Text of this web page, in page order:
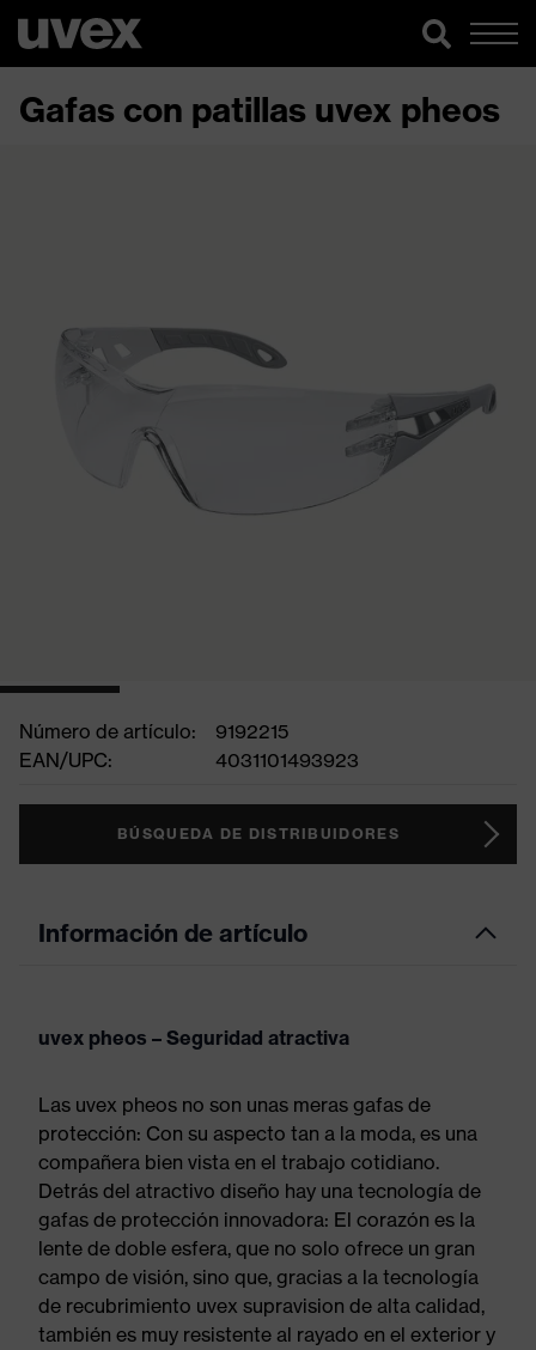
Gafas con patillas uvex pheos
Número de artículo:
9192215
EAN/UPC:
4031101493923
BÚSQUEDA DE DISTRIBUIDORES
Información de artículo
uvex pheos – Seguridad atractiva
Las uvex pheos no son unas meras gafas de
protección: Con su aspecto tan a la moda, es una
compañera bien vista en el trabajo cotidiano.
Detrás del atractivo diseño hay una tecnología de
gafas de protección innovadora: El corazón es la
lente de doble esfera, que no solo ofrece un gran
campo de visión, sino que, gracias a la tecnología
de recubrimiento uvex supravision de alta calidad,
también es muy resistente al rayado en el exterior y